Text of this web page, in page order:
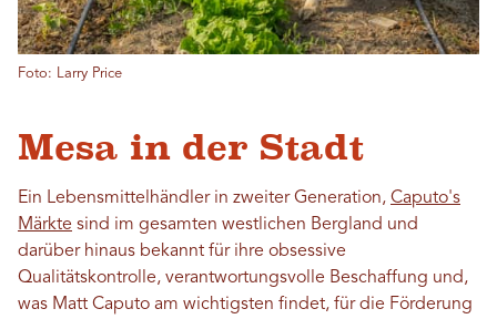
Foto: Larry Price
Mesa in der Stadt
Ein Lebensmittelhändler in zweiter Generation, Caputo's
Märkte sind im gesamten westlichen Bergland und
darüber hinaus bekannt für ihre obsessive
Qualitätskontrolle, verantwortungsvolle Beschaffung und,
was Matt Caputo am wichtigsten findet, für die Förderung